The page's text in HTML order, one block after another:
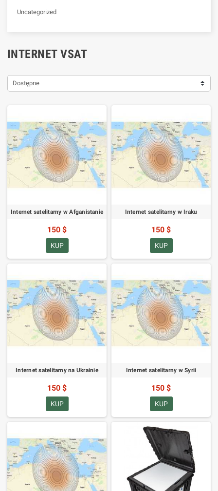
Uncategorized
INTERNET VSAT
Dostępne
Internet satelitarny w Afganistanie
150 $
KUP
Internet satelitarny w Iraku
150 $
KUP
Internet satelitarny na Ukrainie
150 $
KUP
Internet satelitarny w Syrii
150 $
KUP